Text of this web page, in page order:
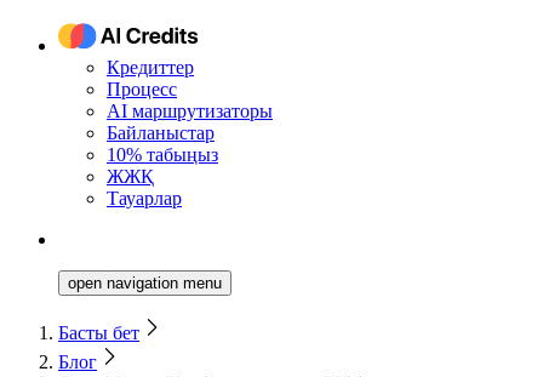
Кредиттер
Процесс
AI маршрутизаторы
Байланыстар
10% табыңыз
ЖЖҚ
Тауарлар
open navigation menu
Басты бет
Блог